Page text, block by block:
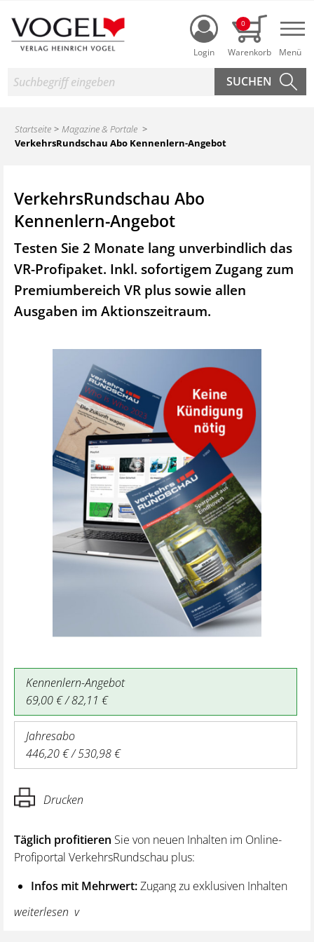
Login
0
Suche
Startseite
Magazine & Portale
VerkehrsRundschau Abo Kennenlern-Angebot
VerkehrsRundschau Abo
Kennenlern-Angebot
Testen Sie 2 Monate lang unverbindlich das
VR-Profipaket. Inkl. sofortigem Zugang zum
Premiumbereich VR plus sowie allen
Ausgaben im Aktionszeitraum.
Kennenlern-Angebot
69,00 € / 82,11 €
Jahresabo
446,20 € / 530,98 €
Drucken
Täglich profitieren Sie von neuen Inhalten im Online-
Profiportal VerkehrsRundschau plus:
Infos mit Mehrwert:Zugang zu exklusiven Inhalten
und Hintergrundwissen – von aktuellen Regelungen
wie z. B. bei den Lenk- und Ruhezeiten,
weiterlesen